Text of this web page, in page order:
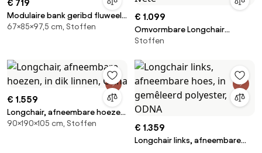
€ 719
Modulaire bank geribd fluweel,
Monica
67×85×97,5 cm, Stoffen
€ 1.099
Omvormbare Longchair
linnen/viscose L158 cm, Ivete
Stoffen
€ 1.559
Longchair, afneembare hoezen,
in dik linnen, Odna
90×190×105 cm, Stoffen € 1.359
Longchair links, afneembare